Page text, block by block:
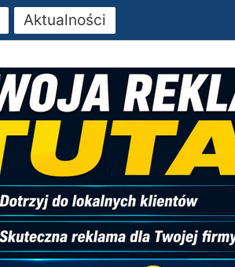
Aktualności